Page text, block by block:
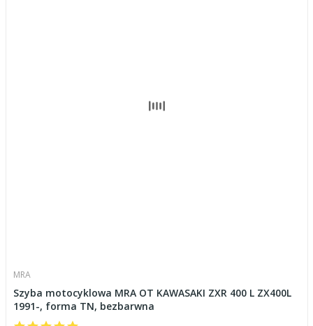
MRA
Szyba motocyklowa MRA OT KAWASAKI ZXR 400 L ZX400L
1991-, forma TN, bezbarwna